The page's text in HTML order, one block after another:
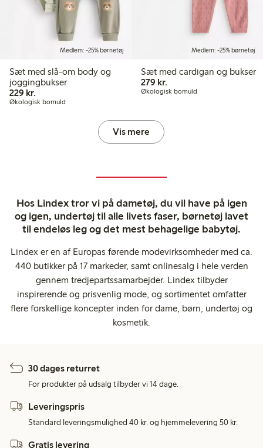
Medlem: -25% børnetøj
Sæt med slå-om body og
joggingbukser
229 kr.
Økologisk bomuld
Medlem: -25% børnetøj
Sæt med cardigan og bukser
279 kr.279,00 kr.
Økologisk bomuld
Vis mere
Hos Lindex tror vi på dametøj, du vil have på igen
og igen, undertøj til alle livets faser, børnetøj lavet
til endeløs leg og det mest behagelige babytøj.
Lindex er en af Europas førende modevirksomheder med ca.
440 butikker på 17 markeder, samt onlinesalg i hele verden
gennem tredjepartssamarbejder. Lindex tilbyder
inspirerende og prisvenlig mode, og sortimentet omfatter
flere forskellige koncepter inden for dame, børn, undertøj og
kosmetik.
30 dages returret
For produkter på udsalg tilbyder vi 14 dage.
Leveringspris
Standard leveringsmulighed 40 kr. og hjemmelevering 50 kr.
Gratis levering